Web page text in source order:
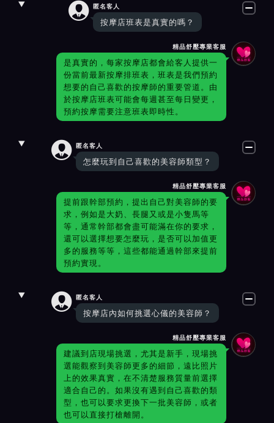
 匿名客人
按摩店班表是真實的嗎？
精品舒壓專業客服
是真實的，每家按摩店都會給客人提供一
份當前最新按摩排班表，班表是我們預約
想要的自己喜歡的按摩師的重要管道。由
於按摩店班表可能會每週甚至每日變更，
預約按摩需要注意班表即時性。
 匿名客人
怎麼玩到自己喜歡的美容師類型？
精品舒壓專業客服
提前跟幹部預約，提出自己對美容師的要
求，例如是大奶、長腿又或是小隻馬等
等，通常幹部都會盡可能滿在你的要求，
還可以選擇想要怎麼玩，是否可以加值更
多的服務等等，這些都能通過幹部來提前
預約實現。
 匿名客人
按摩店內如何挑選心儀的美容師？
精品舒壓專業客服
建議到店現場挑選，尤其是新手，現場挑
選能觀察到美容師更多的細節，遠比照片
上的效果真實，在不清楚服務質量前選擇
適合自己的。如果沒有遇到自己喜歡的類
型，也可以要求更換下一批美容師，或者
也可以直接打槍離開。